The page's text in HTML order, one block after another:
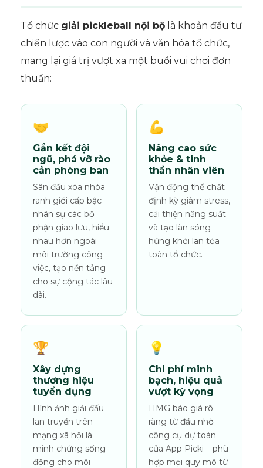
Tổ chức giải pickleball nội bộ là khoản đầu tư
chiến lược vào con người và văn hóa tổ chức,
mang lại giá trị vượt xa một buổi vui chơi đơn
thuần:
🤝
Gắn kết đội
ngũ, phá vỡ rào
cản phòng ban
Sân đấu xóa nhòa
ranh giới cấp bậc –
nhân sự các bộ
phận giao lưu, hiểu
nhau hơn ngoài
môi trường công
việc, tạo nền tảng
cho sự cộng tác lâu
dài.
💪
Nâng cao sức
khỏe & tinh
thần nhân viên
Vận động thể chất
định kỳ giảm stress,
cải thiện năng suất
và tạo làn sóng
hứng khởi lan tỏa
toàn tổ chức.
🏆
Xây dựng
thương hiệu
tuyển dụng
Hình ảnh giải đấu
lan truyền trên
mạng xã hội là
minh chứng sống
động cho môi
💡
Chi phí minh
bạch, hiệu quả
vượt kỳ vọng
HMG báo giá rõ
ràng từ đầu nhờ
công cụ dự toán
của App Picki – phù
hợp mọi quy mô từ